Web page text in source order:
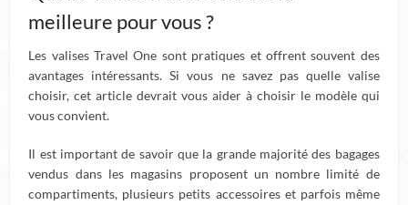
meilleure pour vous ?
Les valises Travel One sont pratiques et offrent souvent des
avantages intéressants. Si vous ne savez pas quelle valise
choisir, cet article devrait vous aider à choisir le modèle qui
vous convient.
Il est important de savoir que la grande majorité des bagages
vendus dans les magasins proposent un nombre limité de
compartiments, plusieurs petits accessoires et parfois même